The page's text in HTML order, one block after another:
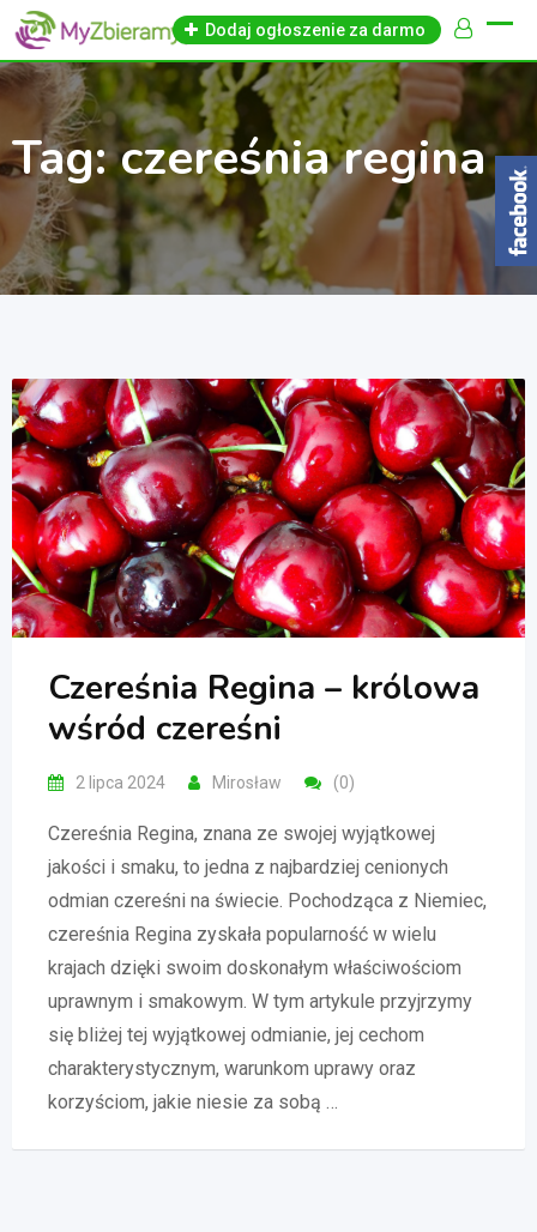
Skip
content
Dodaj ogłoszenie za darmo
Tag:czereśnia regina
Czereśnia Regina – królowa
wśród czereśni
2 lipca 2024 Mirosław (0)
Czereśnia Regina, znana ze swojej wyjątkowej
jakości i smaku, to jedna z najbardziej cenionych
odmian czereśni na świecie. Pochodząca z Niemiec,
czereśnia Regina zyskała popularność w wielu
krajach dzięki swoim doskonałym właściwościom
uprawnym i smakowym. W tym artykule przyjrzymy
się bliżej tej wyjątkowej odmianie, jej cechom
charakterystycznym, warunkom uprawy oraz
korzyściom, jakie niesie za sobą …